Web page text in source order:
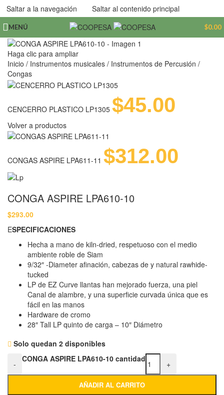
Saltar a la navegación Saltar al contenido principal
MENÚ $0.00
Haga clic para ampliar
Inicio / Instrumentos musicales / Instrumentos de Percusión /
Congas
CENCERRO PLASTICO LP1305 $45.00
Volver a productos
CONGAS ASPIRE LPA611-11 $312.00
CONGA ASPIRE LPA610-10
$293.00
ESPECIFICACIONES
Hecha a mano de kiln-dried, respetuoso con el medio
ambiente roble de Siam
9/32″ -Diameter afinación, cabezas de y natural rawhide-
tucked
LP de EZ Curve llantas han mejorado fuerza, una piel
Canal de alambre, y una superficie curvada única que es
fácil en las manos
Hardware de cromo
28″ Tall LP quinto de carga – 10″ Diámetro
Solo quedan 2 disponibles
-
CONGA ASPIRE LPA610-10 cantidad
+
AÑADIR AL CARRITO